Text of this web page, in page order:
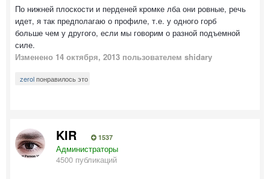
По нижней плоскости и перденей кромке лба они ровные, речь
идет, я так предполагаю о профиле, т.е. у одного горб
больше чем у другого, если мы говорим о разной подъемной
силе.
Изменено 14 октября, 2013 пользователем shidary
zerolпонравилось это
KIR 1537
Администраторы
4500 публикаций